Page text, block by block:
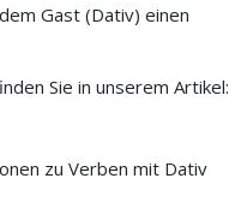
Gast (Dativ) einen
Sie in unserem Artikel:
zu Verben mit Dativ